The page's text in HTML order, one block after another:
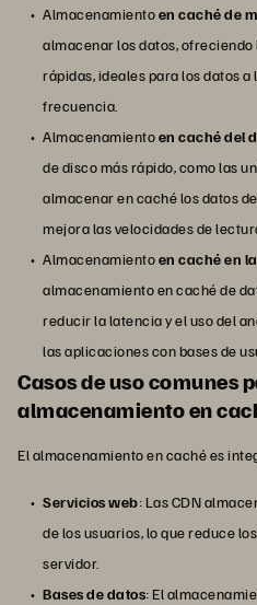
Almacenamientoen caché de
almacenar los datos,
rápidas, ideales para los datos a
frecuencia.
Almacenamientoen caché del
de disco más rápido, como las
almacenar en caché los datos
mejora las velocidades de
Almacenamientoen caché en
almacenamiento en caché de
reducir la latencia y el uso del
las aplicaciones con bases de
Casos de uso comunes
almacenamiento en
El almacenamiento en caché es
Servicios web: Las CDN
de los usuarios, lo que reduce
servidor.
Bases de datos: El